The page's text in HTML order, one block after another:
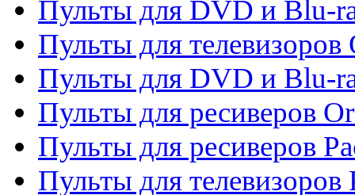
Пульты для DVD и Blu-
Пульты для телевизоров
Пульты для DVD и Blu-
Пульты для ресиверов
Пульты для ресиверов
Пульты для телевизоров